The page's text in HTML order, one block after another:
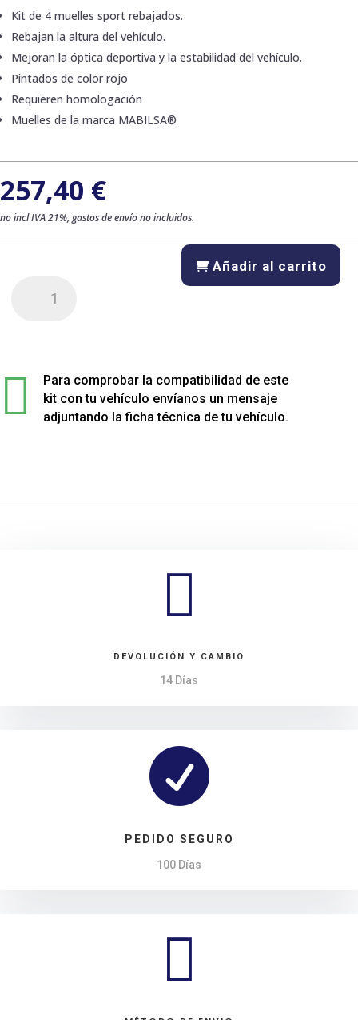
Kit de 4 muelles sport rebajados.
Rebajan la altura del vehículo.
Mejoran la óptica deportiva y la estabilidad del vehículo.
Pintados de color rojo
Requieren homologación
Muelles de la marca MABILSA®
257,40 €
no incl IVA 21%, gastos de envío no incluidos.
rebajados
Porsche
Añadir al carrito

Para comprobar la compatibilidad de este
kit con tu vehículo envíanos un mensaje
adjuntando la ficha técnica de tu vehículo.

DEVOLUCIÓN Y CAMBIO
14 Días

PEDIDO SEGURO
100 Días
